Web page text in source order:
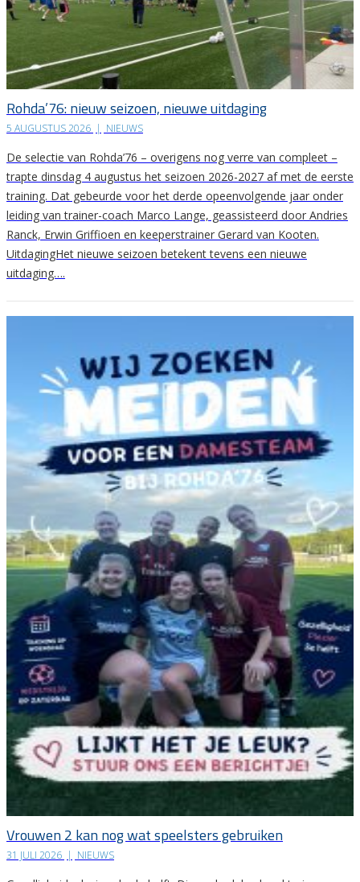
Rohda’76: nieuw seizoen, nieuwe uitdaging
5 AUGUSTUS 2026 | NIEUWS
De selectie van Rohda’76 – overigens nog verre van compleet –
trapte dinsdag 4 augustus het seizoen 2026-2027 af met de eerste
training. Dat gebeurde voor het derde opeenvolgende jaar onder
leiding van trainer-coach Marco Lange, geassisteerd door Andries
Ranck, Erwin Griffioen en keeperstrainer Gerard van Kooten.
UitdagingHet nieuwe seizoen betekent tevens een nieuwe
uitdaging….
Vrouwen 2 kan nog wat speelsters gebruiken
31 JULI 2026 | NIEUWS